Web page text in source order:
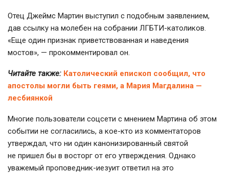
Отец Джеймс Мартин выступил с подобным заявлением,
дав ссылку на молебен на собрании ЛГБТИ-католиков.
«Еще один признак приветствованная и наведения
мостов», — прокомментировал он.
Читайте также: Католический епископ сообщил, что
апостолы могли быть геями, а Мария Магдалина —
лесбиянкой
Многие пользователи соцсети с мнением Мартина об этом
событии не согласились, а кое-кто из комментаторов
утверждал, что ни один канонизированный святой
не пришел бы в восторг от его утверждения. Однако
уважемый проповедник-иезуит ответил на это